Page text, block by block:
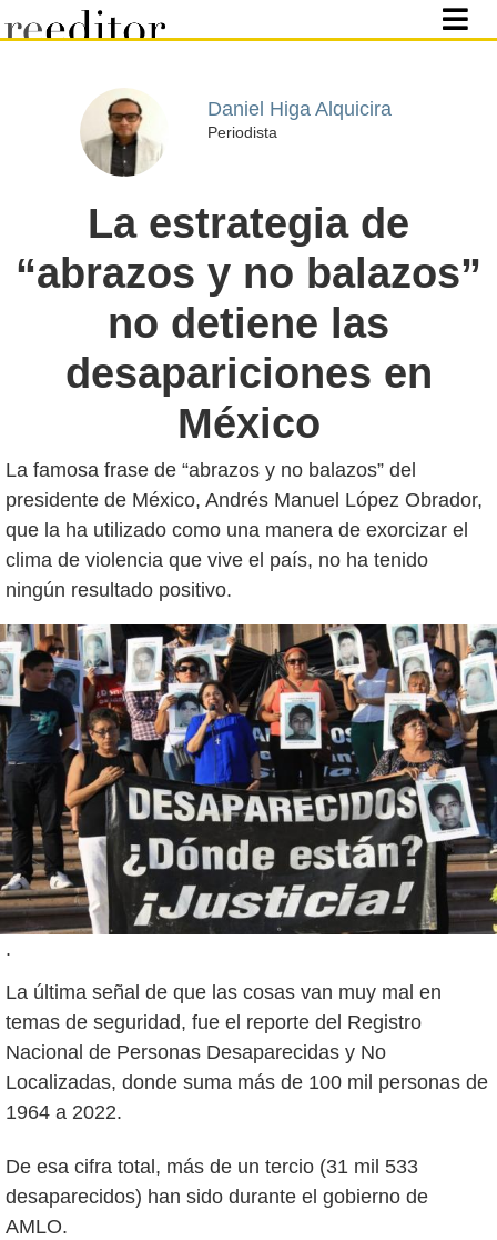
Daniel Higa Alquicira
Periodista
La estrategia de
“abrazos y no balazos”
no detiene las
desapariciones en
México
La famosa frase de “abrazos y no balazos” del
presidente de México, Andrés Manuel López Obrador,
que la ha utilizado como una manera de exorcizar el
clima de violencia que vive el país, no ha tenido
.
La última señal de que las cosas van muy mal en
temas de seguridad, fue el reporte del Registro
Nacional de Personas Desaparecidas y No
Localizadas, donde suma más de 100 mil personas de
1964 a 2022.
De esa cifra total, más de un tercio (31 mil 533
desaparecidos) han sido durante el gobierno de
AMLO.